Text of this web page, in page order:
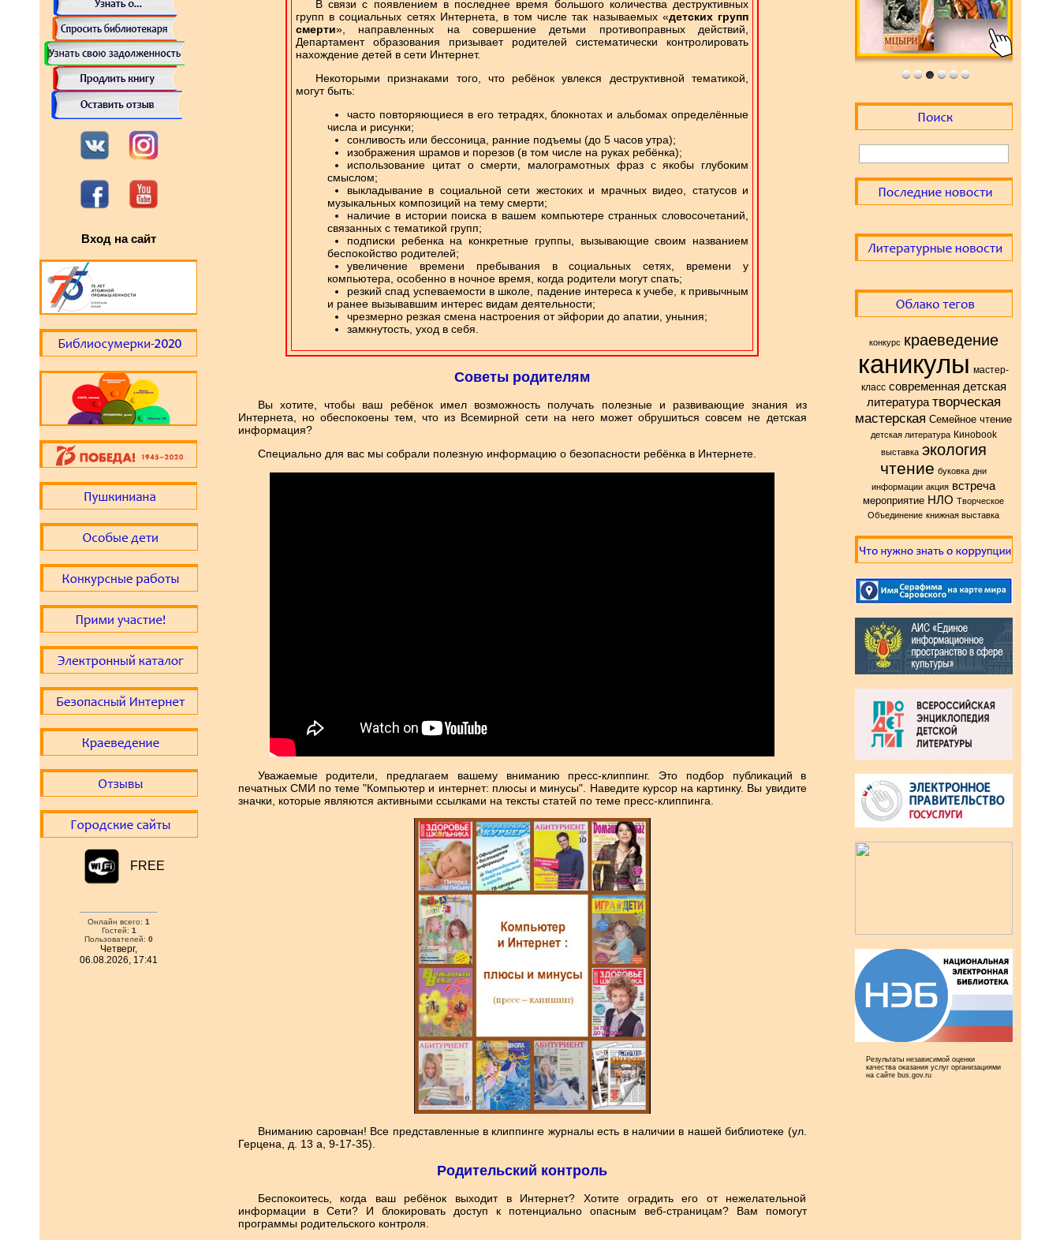
Вход на сайт
FREE
Онлайн всего: 1
Гостей: 1
Пользователей: 0
Четверг,
06.08.2026, 17:41
В связи с появлением в последнее время большого количества деструктивных
групп в социальных сетях Интернета, в том числе так называемых «детских групп
смерти», направленных на совершение детьми противоправных действий,
Департамент образования призывает родителей систематически контролировать
нахождение детей в сети Интернет.
Некоторыми признаками того, что ребёнок увлекся деструктивной тематикой,
могут быть:
часто повторяющиеся в его тетрадях, блокнотах и альбомах определённые
числа и рисунки;
сонливость или бессоница, ранние подъемы (до 5 часов утра);
изображения шрамов и порезов (в том числе на руках ребёнка);
использование цитат о смерти, малограмотных фраз с якобы глубоким
смыслом;
выкладывание в социальной сети жестоких и мрачных видео, статусов и
музыкальных композиций на тему смерти;
наличие в истории поиска в вашем компьютере странных словосочетаний,
связанных с тематикой групп;
подписки ребенка на конкретные группы, вызывающие своим названием
беспокойство родителей;
увеличение времени пребывания в социальных сетях, времени у
компьютера, особенно в ночное время, когда родители могут спать;
резкий спад успеваемости в школе, падение интереса к учебе, к привычным
и ранее вызывавшим интерес видам деятельности;
чрезмерно резкая смена настроения от эйфории до апатии, уныния;
замкнутость, уход в себя.
Советы родителям
Вы хотите, чтобы ваш ребёнок имел возможность получать полезные и развивающие знания из
Интернета, но обеспокоены тем, что из Всемирной сети на него может обрушиться совсем не детская
информация?
Специально для вас мы собрали полезную информацию о безопасности ребёнка в Интернете.
Уважаемые родители, предлагаем вашему вниманию пресс-клиппинг. Это подбор публикаций в
печатных СМИ по теме "Компьютер и интернет: плюсы и минусы". Наведите курсор на картинку. Вы увидите
значки, которые являются активными ссылками на тексты статей по теме пресс-клиппинга.
Вниманию саровчан! Все представленные в клиппинге журналы есть в наличии в нашей библиотеке (ул.
Герцена, д. 13 а, 9-17-35).
Родительский контроль
Беспокоитесь, когда ваш ребёнок выходит в Интернет? Хотите оградить его от нежелательной
информации в Сети? И блокировать доступ к потенциально опасным веб-страницам? Вам помогут
программы родительского контроля.
конкурс краеведение
каникулы мастер-
класс современная детская
литература творческая
мастерская Семейное чтение
детская литература Киноbook
выставка экология
чтение буковка дни
информации акция встреча
мероприятие НЛО Творческое
Объединение книжная выставка
Результаты независимой оценки
качества оказания услуг организациями
на сайте bus.gov.ru